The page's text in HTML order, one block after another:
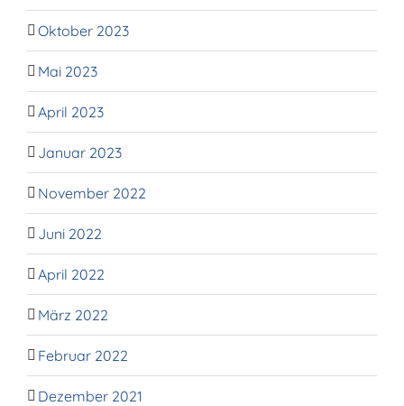
Oktober 2023
Mai 2023
April 2023
Januar 2023
November 2022
Juni 2022
April 2022
März 2022
Februar 2022
Dezember 2021